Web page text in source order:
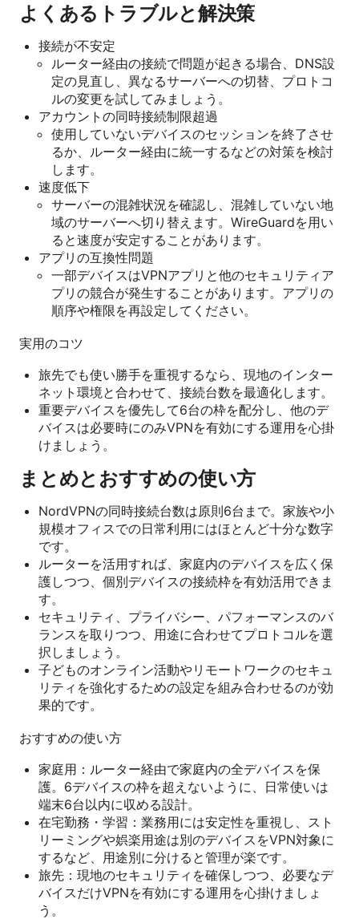
よくあるトラブルと解決策
接続が不安定
ルーター経由の接続で問題が起きる場合、DNS設
定の見直し、異なるサーバーへの切替、プロトコ
ルの変更を試してみましょう。
アカウントの同時接続制限超過
使用していないデバイスのセッションを終了させ
るか、ルーター経由に統一するなどの対策を検討
します。
速度低下
サーバーの混雑状況を確認し、混雑していない地
域のサーバーへ切り替えます。WireGuardを用い
ると速度が安定することがあります。
アプリの互換性問題
一部デバイスはVPNアプリと他のセキュリティア
プリの競合が発生することがあります。アプリの
順序や権限を再設定してください。
実用のコツ
旅先でも使い勝手を重視するなら、現地のインター
ネット環境と合わせて、接続台数を最適化します。
重要デバイスを優先して6台の枠を配分し、他のデ
バイスは必要時にのみVPNを有効にする運用を心掛
けましょう。
まとめとおすすめの使い方
NordVPNの同時接続台数は原則6台まで。家族や小
規模オフィスでの日常利用にはほとんど十分な数字
です。
ルーターを活用すれば、家庭内のデバイスを広く保
護しつつ、個別デバイスの接続枠を有効活用できま
す。
セキュリティ、プライバシー、パフォーマンスのバ
ランスを取りつつ、用途に合わせてプロトコルを選
択しましょう。
子どものオンライン活動やリモートワークのセキュ
リティを強化するための設定を組み合わせるのが効
果的です。
おすすめの使い方
家庭用：ルーター経由で家庭内の全デバイスを保
護。6デバイスの枠を超えないように、日常使いは
端末6台以内に収める設計。
在宅勤務・学習：業務用には安定性を重視し、スト
リーミングや娯楽用途は別のデバイスをVPN対象に
するなど、用途別に分けると管理が楽です。
旅先：現地のセキュリティを確保しつつ、必要なデ
バイスだけVPNを有効にする運用を心掛けましょ
う。